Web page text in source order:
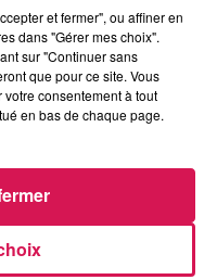
Ligne des Auditeurs
et fermer", ou affiner en
dans "Gérer mes choix".
sur "Continuer sans
que pour ce site. Vous
consentement à tout
en bas de chaque page.